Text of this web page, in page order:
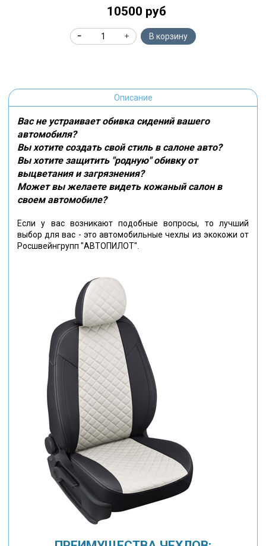
10500 руб
В корзину
Описание
Вас не устраивает обивка сидений вашего
автомобиля?
Вы хотите создать свой стиль в салоне авто?
Вы хотите защитить "родную" обивку от
выцветания и загрязнения?
Может вы желаете видеть кожаный салон в
своем автомобиле?
Если у вас возникают подобные вопросы, то лучший
выбор для вас - это автомобильные чехлы из экокожи от
Росшвейнгрупп "АВТОПИЛОТ".